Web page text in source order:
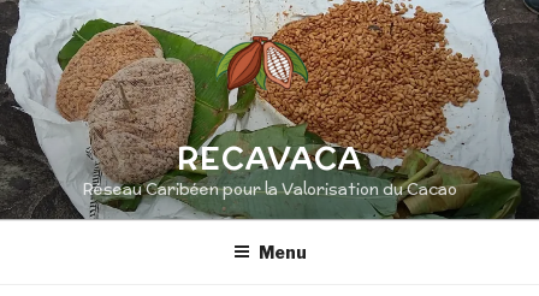
Aller
au
contenu
principal
RECAVACA
Réseau Caribéen pour la Valorisation du Cacao
Menu